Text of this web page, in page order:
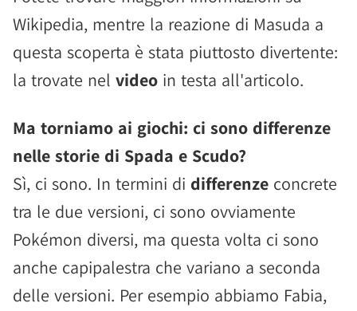
Wikipedia, mentre la reazione di Masuda a
questa scoperta è stata piuttosto divertente:
la trovate nel video in testa all'articolo.
Ma torniamo ai giochi: ci sono differenze
nelle storie di Spada e Scudo?
Sì, ci sono. In termini di differenze concrete
tra le due versioni, ci sono ovviamente
Pokémon diversi, ma questa volta ci sono
anche capipalestra che variano a seconda
delle versioni. Per esempio abbiamo Fabia,